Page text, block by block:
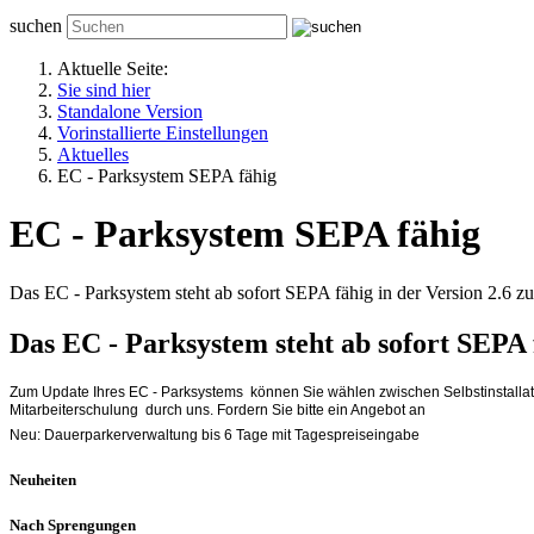
suchen
Aktuelle Seite:
Sie sind hier
Standalone Version
Vorinstallierte Einstellungen
Aktuelles
EC - Parksystem SEPA fähig
EC - Parksystem SEPA fähig
Das EC - Parksystem steht ab sofort SEPA fähig in der Version 2.6
Das EC - Parksystem steht ab sofort
Zum Update Ihres EC - Parksystems können Sie wählen zwischen
Mitarbeiterschulung durch uns. Fordern Sie bitte ein Angebot an
Neu: Dauerparkerverwaltung bis 6 Tage mit Tagespreiseingabe
Neuheiten
Nach Sprengungen